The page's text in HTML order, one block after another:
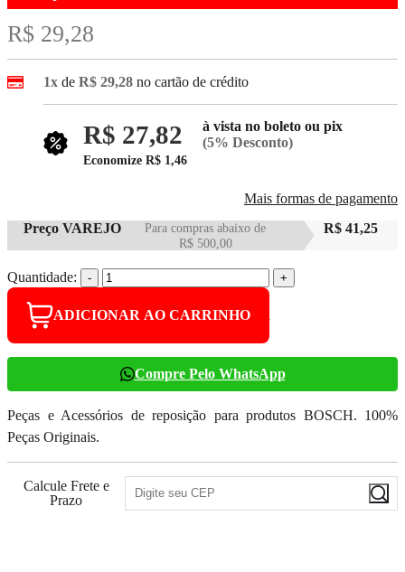
R$ 29,28
1x de R$ 29,28 no cartão de crédito
R$ 27,82
à vista no boleto ou pix
(5% Desconto)
Economize R$ 1,46
Mais formas de pagamento
Preço VAREJO
Para compras abaixo de
R$ 500,00
R$ 41,25
Quantidade: - +
ADICIONAR AO CARRINHO
Compre Pelo WhatsApp
Peças e Acessórios de reposição para produtos BOSCH. 100%
Peças Originais.
Calcule Frete e
Prazo